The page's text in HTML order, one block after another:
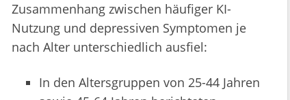
Zusammenhang zwischen häufiger KI-
Nutzung und depressiven Symptomen je
nach Alter unterschiedlich ausfiel:
In den Altersgruppen von 25-44 Jahren